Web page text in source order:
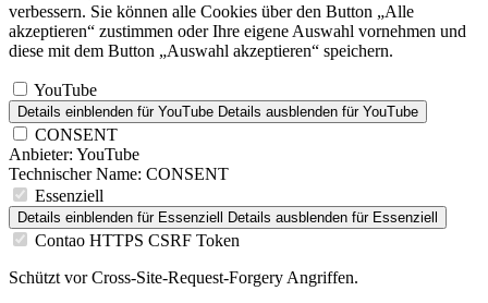
verbessern. Sie können alle Cookies über den Button „Alle
akzeptieren“ zustimmen oder Ihre eigene Auswahl vornehmen und
diese mit dem Button „Auswahl akzeptieren“ speichern.
YouTube
Details einblenden für YouTube Details ausblenden für YouTube
CONSENT
Anbieter: YouTube
Technischer Name: CONSENT
Essenziell
Details einblenden für Essenziell Details ausblenden für Essenziell
Contao HTTPS CSRF Token
Schützt vor Cross-Site-Request-Forgery Angriffen.